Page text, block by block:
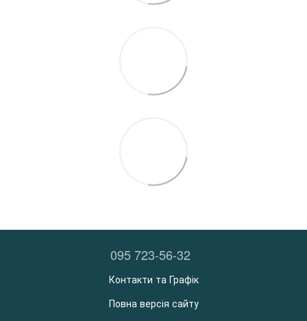
095 723-56-32
Контакти та Графік
Повна версія сайту